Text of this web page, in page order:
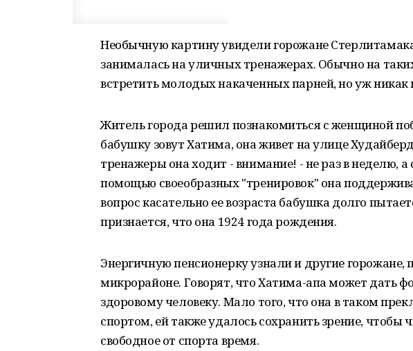
Необычную картину увидели горожане
занималась на уличных тренажерах. Обычно на
встретить молодых накаченных парней, но уж никак
Житель города решил познакомиться с женщиной
бабушку зовут Хатима, она живет на улице
тренажеры она ходит - внимание! - не раз в неделю, а
помощью своеобразных "тренировок" она
вопрос касательно ее возраста бабушка долго
признается, что она 1924 года рождения.
Энергичную пенсионерку узнали и другие
микрорайоне. Говорят, что Хатима-апа может дать
здоровому человеку. Мало того, что она в таком
спортом, ей также удалось сохранить зрение, чтобы
свободное от спорта время.